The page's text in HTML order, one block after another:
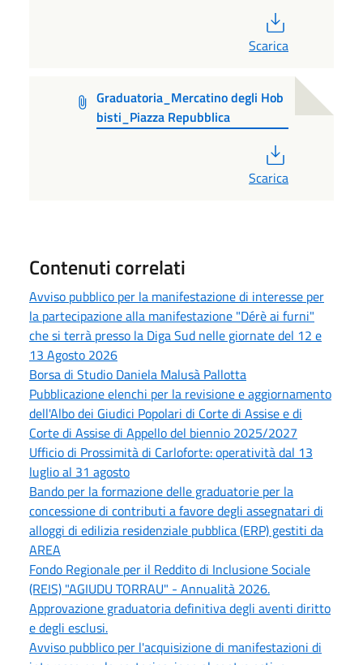
Scarica
Graduatoria_Mercatino degli Hob
bisti_Piazza Repubblica
Scarica
Contenuti correlati
Avviso pubblico per la manifestazione di interesse per
la partecipazione alla manifestazione "Dérè ai furni"
che si terrà presso la Diga Sud nelle giornate del 12 e
13 Agosto 2026
Borsa di Studio Daniela Malusà Pallotta
Pubblicazione elenchi per la revisione e aggiornamento
dell'Albo dei Giudici Popolari di Corte di Assise e di
Corte di Assise di Appello del biennio 2025/2027
Ufficio di Prossimità di Carloforte: operatività dal 13
luglio al 31 agosto
Bando per la formazione delle graduatorie per la
concessione di contributi a favore degli assegnatari di
alloggi di edilizia residenziale pubblica (ERP) gestiti da
AREA
Fondo Regionale per il Reddito di Inclusione Sociale
(REIS) "AGIUDU TORRAU" - Annualità 2026.
Approvazione graduatoria definitiva degli aventi diritto
e degli esclusi.
Avviso pubblico per l'acquisizione di manifestazioni di